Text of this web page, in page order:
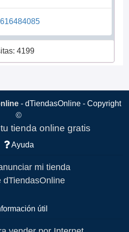
616484085
4199
- dTiendasOnline - Copyright
©
tienda online gratis
Ayuda
mi tienda
dTiendasOnline
útil